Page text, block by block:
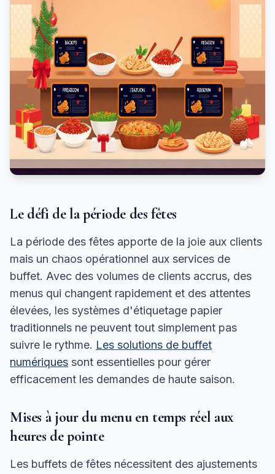
Le défi de la période des fêtes
La période des fêtes apporte de la joie aux clients
mais un chaos opérationnel aux services de
buffet. Avec des volumes de clients accrus, des
menus qui changent rapidement et des attentes
élevées, les systèmes d'étiquetage papier
traditionnels ne peuvent tout simplement pas
suivre le rythme. Les solutions de buffet
numériques sont essentielles pour gérer
efficacement les demandes de haute saison.
Mises à jour du menu en temps réel aux
heures de pointe
Les buffets de fêtes nécessitent des ajustements